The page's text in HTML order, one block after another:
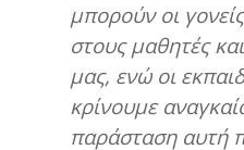
μπορούν οι
στους μαθητές
μας, ενώ οι
κρίνουμε
παράσταση αυτή